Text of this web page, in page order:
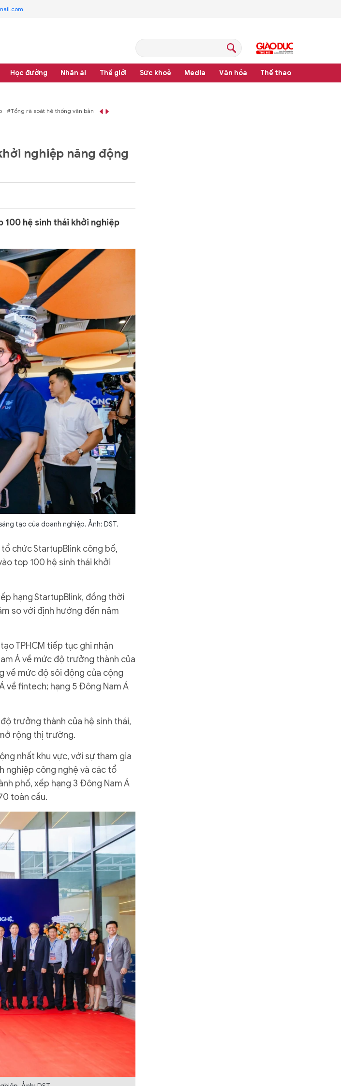
Học đường Nhân ái Thế giới Sức khoẻ Media Văn hóa Thể thao
#Tổng rà soát hệ thống văn bản quy phạm pháp luật
nghiệp năng động
100 hệ sinh thái khởi nghiệp
tạo của doanh nghiệp. Ảnh: DST.
chức StartupBlink công bố,
top 100 hệ sinh thái khởi
hạng StartupBlink, đồng thời
so với định hướng đến năm
TPHCM tiếp tục ghi nhận
Á về mức độ trưởng thành của
về mức độ sôi động của cộng
về fintech; hạng 5 Đông Nam Á
trưởng thành của hệ sinh thái,
rộng thị trường.
nhất khu vực, với sự tham gia
nghiệp công nghệ và các tổ
phố, xếp hạng 3 Đông Nam Á
toàn cầu.